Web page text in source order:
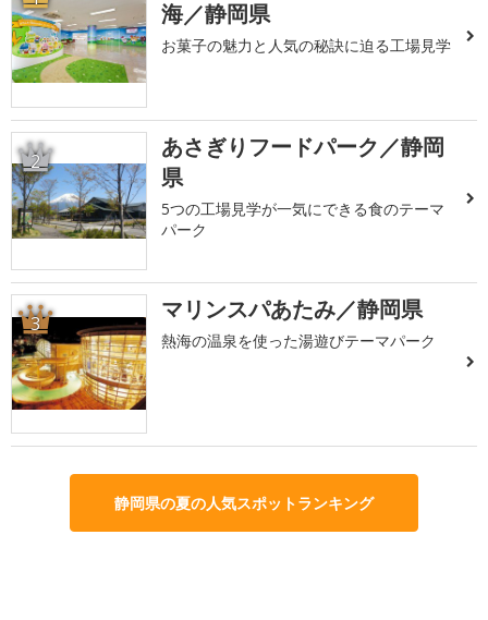
海／静岡県
お菓子の魅力と人気の秘訣に迫る工場見学
2
あさぎりフードパーク／静岡
県
5つの工場見学が一気にできる食のテーマ
パーク
3 マリンスパあたみ／静岡県
熱海の温泉を使った湯遊びテーマパーク
静岡県の夏の人気スポットランキング